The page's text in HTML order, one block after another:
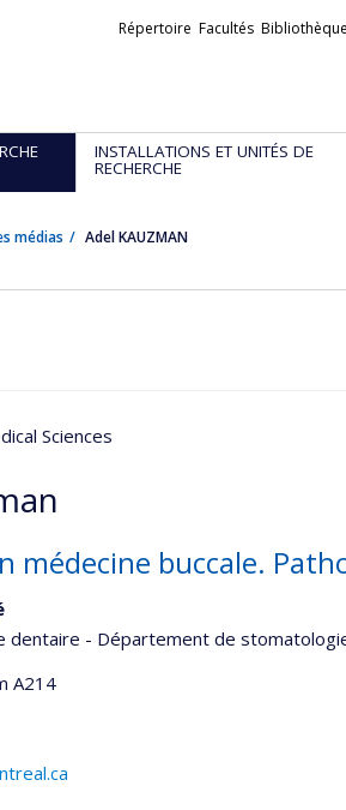
Liens
Répertoire Facultés
INSTALLATIONS ET UNITÉS DE
RECHERCHE
médias Adel KAUZMAN
Sciences
médecine buccale.
dentaire - Département de
A214